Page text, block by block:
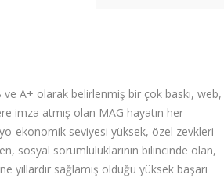
ve A+ olarak belirlenmiş bir çok baskı, web,
imza atmış olan MAG hayatın her
ekonomik seviyesi yüksek, özel zevkleri
sosyal sorumluluklarının bilincinde olan,
sağlamış olduğu yüksek başarı